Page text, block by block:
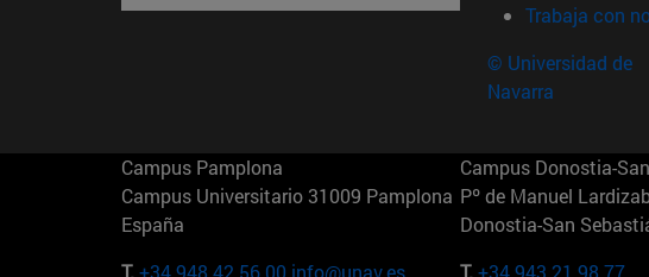
Trabaja con
© Universidad de
Navarra
Campus Pamplona
Campus Universitario 31009 Pamplona
España
T. +34 948 42 56 00 info@unav.es
Campus Donostia-
Pº de Manuel
Donostia-San
T. +34 943 21 98 77